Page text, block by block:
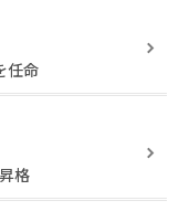
任命
格